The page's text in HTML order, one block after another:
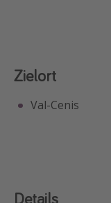
Zielort
Val-Cenis
Details